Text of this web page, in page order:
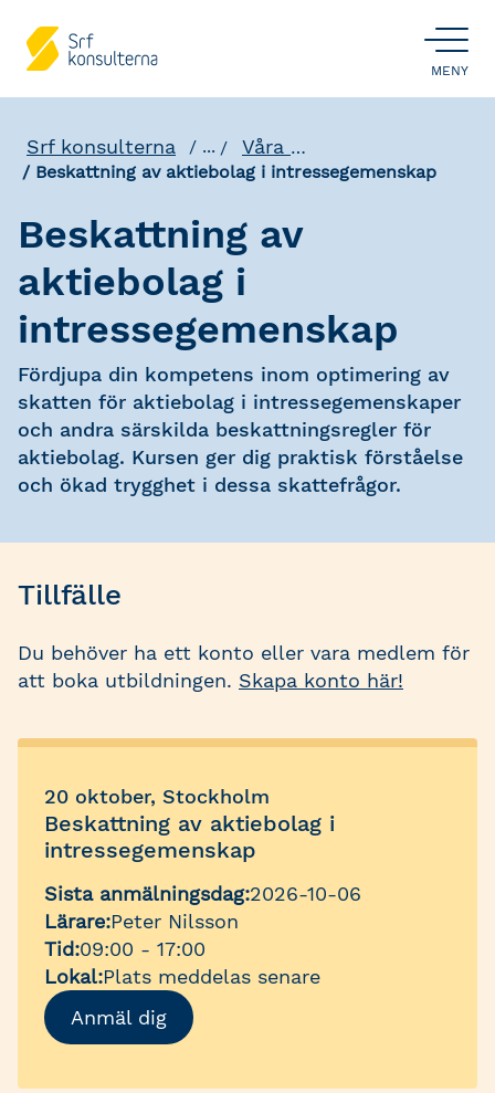
ÖPPNA
MENY
Srf konsulterna ... Våra utbildningar
Beskattning av aktiebolag i intressegemenskap
Beskattning av
aktiebolag i
intressegemenskap
Fördjupa din kompetens inom optimering av
skatten för aktiebolag i intressegemenskaper
och andra särskilda beskattningsregler för
aktiebolag. Kursen ger dig praktisk förståelse
och ökad trygghet i dessa skattefrågor.
Tillfälle
Du behöver ha ett konto eller vara medlem för
att boka utbildningen. Skapa konto här!
20 oktober, Stockholm
Beskattning av aktiebolag i
intressegemenskap
Sista anmälningsdag:2026-10-06
Lärare:Peter Nilsson
Tid:09:00 - 17:00
Lokal:Plats meddelas senare
Anmäl dig